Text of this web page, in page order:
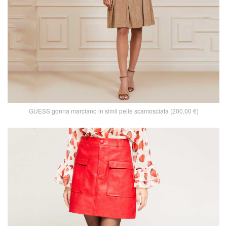
GUESS gonna marciano in simil pelle scamosciata (200,00 €)